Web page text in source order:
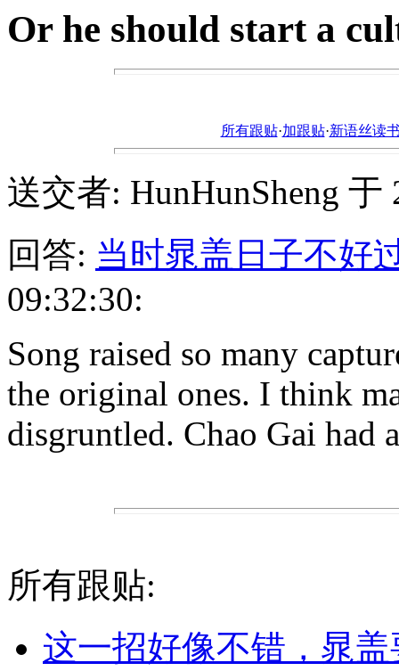
Or he should start a
所有跟贴·加跟贴·新语丝读
送交者: HunHunSheng 于
回答: 当时晁盖日子不好
09:32:30:
Song raised so many
the original ones. I think
disgruntled. Chao Gai had
所有跟贴:
这一招好像不错，晁